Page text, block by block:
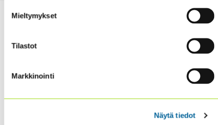
Mieltymykset
Tilastot
Markkinointi
Näytä tiedot